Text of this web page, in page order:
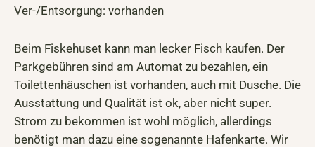
Ver-/Entsorgung: vorhanden
Beim Fiskehuset kann man lecker Fisch kaufen. Der
Parkgebühren sind am Automat zu bezahlen, ein
Toilettenhäuschen ist vorhanden, auch mit Dusche. Die
Ausstattung und Qualität ist ok, aber nicht super.
Strom zu bekommen ist wohl möglich, allerdings
benötigt man dazu eine sogenannte Hafenkarte. Wir